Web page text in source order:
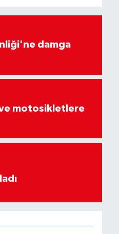
damga
ve motosikletlere